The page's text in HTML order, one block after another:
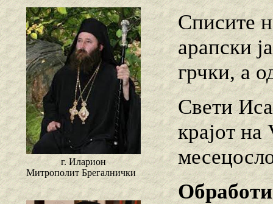
г. Иларион
Митрополит Брегалнички
Списите
арапски
грчки, а
Свети
крајот